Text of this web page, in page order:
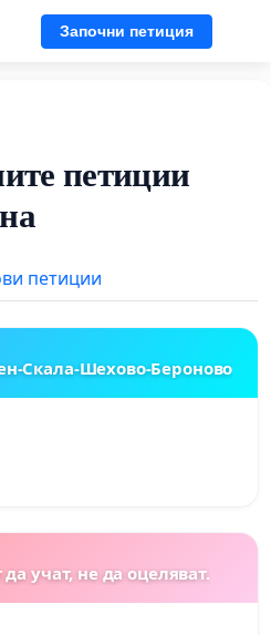
Започни петиция
петиции
петиции
Скала-Шехово-Бероново
учат, не да оцеляват.